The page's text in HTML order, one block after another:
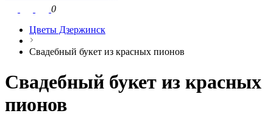
0
Цветы Дзержинск
Свадебный букет из красных пионов
Свадебный букет из красных
пионов